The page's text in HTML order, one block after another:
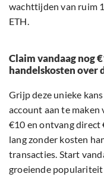
wachttijden van ruim
ETH.
Claim vandaag nog
handelskosten over
Grijp deze unieke
account aan te
€10 en ontvang direct
lang zonder kosten
transacties. Start
groeiende